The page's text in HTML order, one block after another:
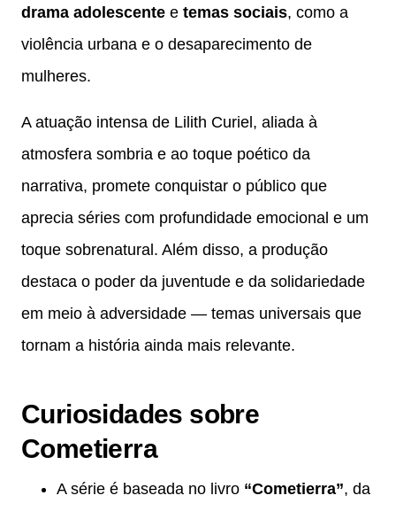
drama adolescente e temas sociais, como a
violência urbana e o desaparecimento de
mulheres.
A atuação intensa de Lilith Curiel, aliada à
atmosfera sombria e ao toque poético da
narrativa, promete conquistar o público que
aprecia séries com profundidade emocional e um
toque sobrenatural. Além disso, a produção
destaca o poder da juventude e da solidariedade
em meio à adversidade — temas universais que
tornam a história ainda mais relevante.
Curiosidades sobre
Cometierra
A série é baseada no livro “Cometierra”, da